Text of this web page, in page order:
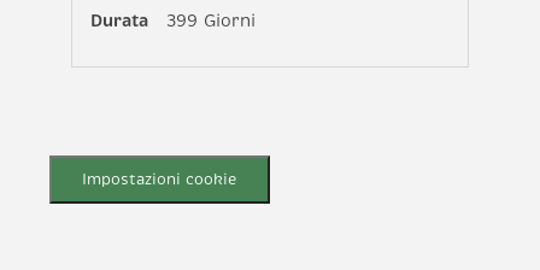
399 Giorni
Impostazioni cookie